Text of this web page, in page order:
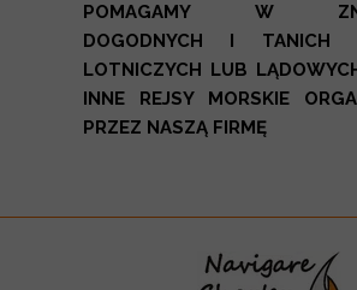
POMAGAMY W
DOGODNYCH I TANICH
LOTNICZYCH LUB
INNE REJSY MORSKIE
PRZEZ NASZĄ FIRMĘ